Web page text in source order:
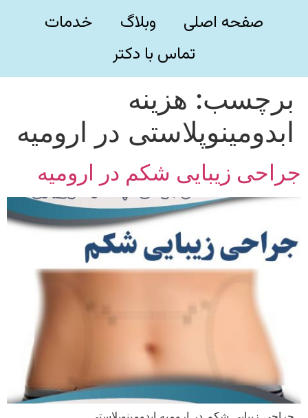
صفحه اصلی وبلاگ
خدمات
تماس با دکتر
برچسب: هزینه
ابدومینوپلاستی در ارومیه
جراحی زیبایی شکم در ارومیه